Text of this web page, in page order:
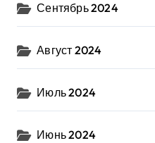
Сентябрь 2024
Август 2024
Июль 2024
Июнь 2024